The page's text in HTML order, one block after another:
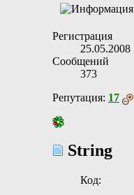
Регистрация
25.05.2008
Сообщений
373
Репутация: 17
String
Код: